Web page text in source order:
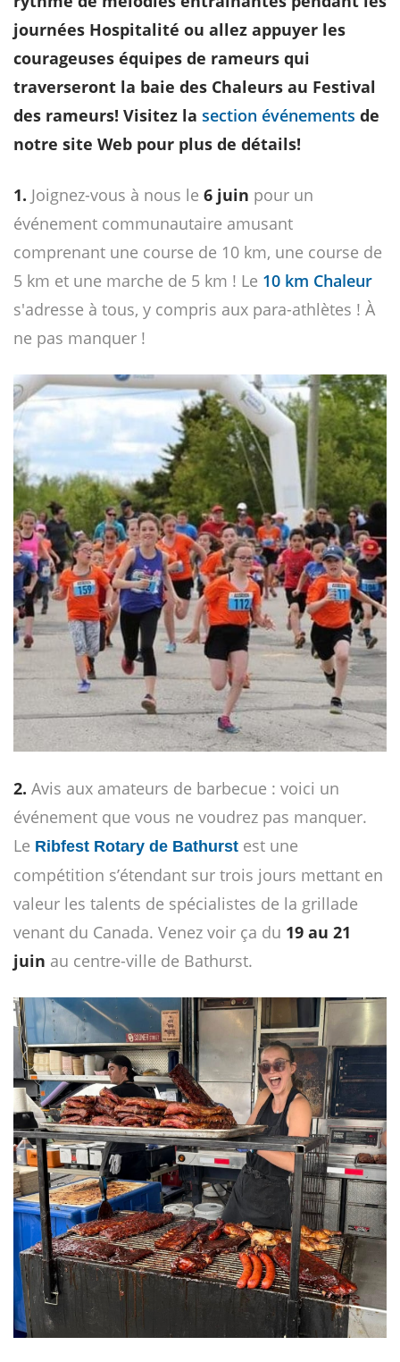
journées Hospitalité ou allez appuyer les
courageuses équipes de rameurs qui
traverseront la baie des Chaleurs au Festival
des rameurs! Visitez la section événements de
notre site Web pour plus de détails!
1. Joignez-vous à nous le 6 juin pour un
événement communautaire amusant
comprenant une course de 10 km, une course de
5 km et une marche de 5 km ! Le 10 km Chaleur
s'adresse à tous, y compris aux para-athlètes ! À
ne pas manquer !
2. Avis aux amateurs de barbecue : voici un
événement que vous ne voudrez pas manquer.
Le Ribfest Rotary de Bathurst est une
compétition s’étendant sur trois jours mettant en
valeur les talents de spécialistes de la grillade
venant du Canada. Venez voir ça du 19 au 21
juin au centre-ville de Bathurst.